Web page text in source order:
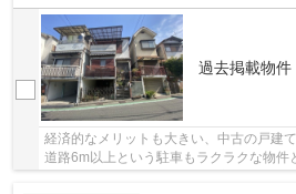
過去掲載物件
経済的なメリットも大きい、中古の戸建
道路6m以上という駐車もラクラクな物件